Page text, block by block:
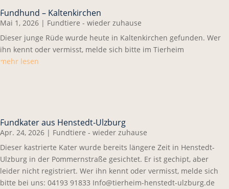
Fundhund – Kaltenkirchen
Mai 1, 2026 | Fundtiere - wieder zuhause
Dieser junge Rüde wurde heute in Kaltenkirchen gefunden. Wer
ihn kennt oder vermisst, melde sich bitte im Tierheim
mehr lesen
Fundkater aus Henstedt-Ulzburg
Apr. 24, 2026 | Fundtiere - wieder zuhause
Dieser kastrierte Kater wurde bereits längere Zeit in Henstedt-
Ulzburg in der Pommernstraße gesichtet. Er ist gechipt, aber
leider nicht registriert. Wer ihn kennt oder vermisst, melde sich
bitte bei uns: 04193 91833 Info@tierheim-henstedt-ulzburg.de